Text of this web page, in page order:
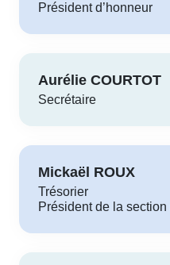
Président d’honneur
Aurélie COURTOT
Secrétaire
Mickaël ROUX
Trésorier
Président de la